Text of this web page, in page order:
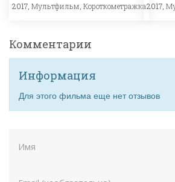
2017, Мультфильм Короткометражка2017,
Комментарии
Информация
Для этого фильма еще нет отзывов